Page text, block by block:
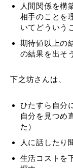
人間関係を構
相手のことを
いてどういう
期待値以上の
の結果を出そ
下之坊さんは、
ひたすら自分
自分を見つめ
た）
人に話したり
生活コストを